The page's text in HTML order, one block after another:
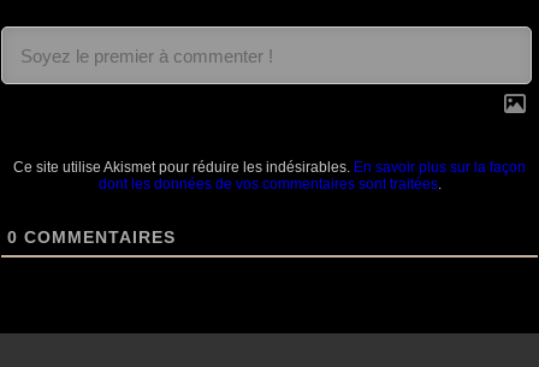
Ce site utilise Akismet pour réduire les indésirables. En savoir plus sur la façon
dont les données de vos commentaires sont traitées.
0 COMMENTAIRES